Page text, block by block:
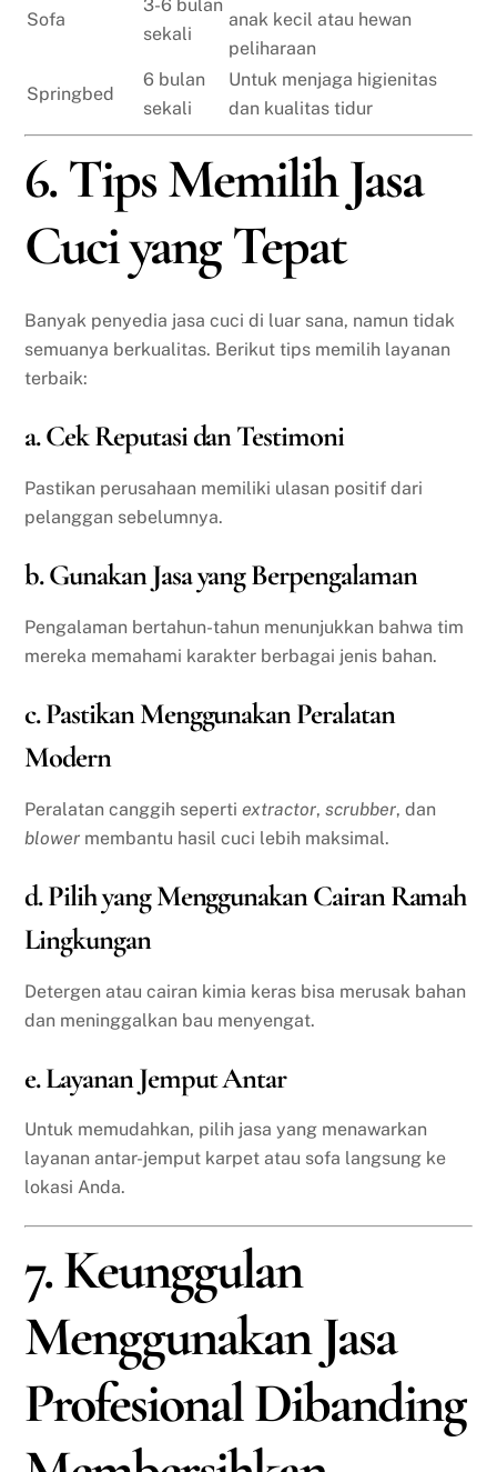
Sofa
3-6 bulan
sekali
anak kecil atau hewan
peliharaan
Springbed
6 bulan
sekali
Untuk menjaga higienitas
dan kualitas tidur
6. Tips Memilih Jasa
Cuci yang Tepat
Banyak penyedia jasa cuci di luar sana, namun tidak
semuanya berkualitas. Berikut tips memilih layanan
terbaik:
a. Cek Reputasi dan Testimoni
Pastikan perusahaan memiliki ulasan positif dari
pelanggan sebelumnya.
b. Gunakan Jasa yang Berpengalaman
Pengalaman bertahun-tahun menunjukkan bahwa tim
mereka memahami karakter berbagai jenis bahan.
c. Pastikan Menggunakan Peralatan
Modern
Peralatan canggih sepertiextractor,scrubber, dan
blower membantu hasil cuci lebih maksimal.
d. Pilih yang Menggunakan Cairan Ramah
Lingkungan
Detergen atau cairan kimia keras bisa merusak bahan
dan meninggalkan bau menyengat.
e. Layanan Jemput Antar
Untuk memudahkan, pilih jasa yang menawarkan
layanan antar-jemput karpet atau sofa langsung ke
lokasi Anda.
7. Keunggulan
Menggunakan Jasa
Profesional Dibanding